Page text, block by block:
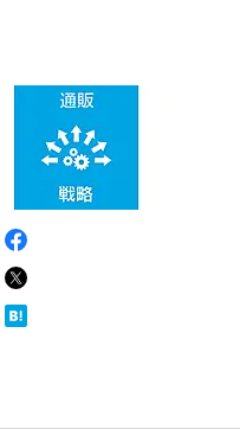
こちら↑